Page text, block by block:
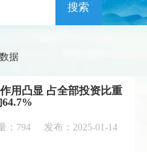
搜索
据
用凸显 占全部投资比重
64.7%
： 794
发布：2025-01-14